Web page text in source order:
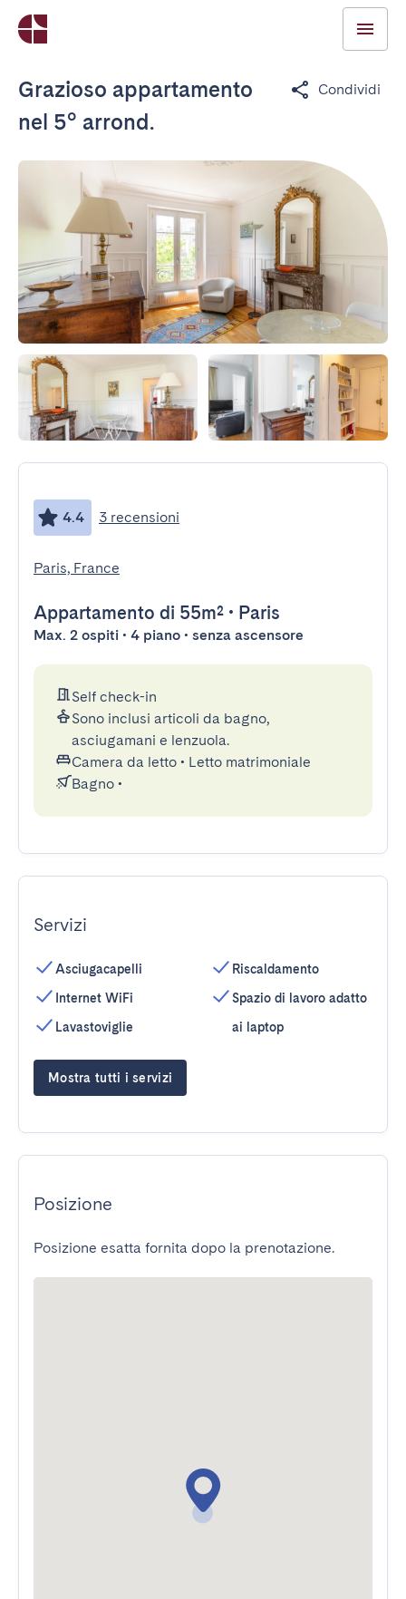
Grazioso appartamento
nel 5° arrond.
Condividi
4.4 3 recensioni
Paris, France
Appartamento di 55m² • Paris
Max. 2 ospiti • 4 piano • senza ascensore
Self check-in
Sono inclusi articoli da bagno,
asciugamani e lenzuola.
Camera da letto • Letto matrimoniale
Bagno •
Servizi
Asciugacapelli
Internet WiFi
Lavastoviglie
Riscaldamento
Spazio di lavoro adatto
ai laptop
Mostra tutti i servizi
Posizione
Posizione esatta fornita dopo la prenotazione.